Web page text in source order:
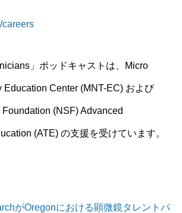
careers
」ポッドキャストは、Micro
Education Center (MNT-EC) および
(NSF) Advanced
(ATE) の支援を受けています。
がOregonにおける顕微鏡タレントパ